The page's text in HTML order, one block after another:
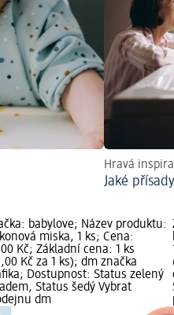
Hravá
Jaké
babylove; Název produktu:
miska, 1 ks; Cena:
Kč; Základní cena: 1 ks
Kč za 1 ks); dm značka
Dostupnost: Status zelený
Status šedý Vybrat
dm